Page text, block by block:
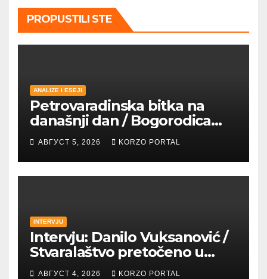
PROPUSTILI STE
ANALIZE I ESEJI
Petrovaradinska bitka na
današnji dan / Bogorodica
pobednica u
petrovaradinskom Podgrađu
АВГУСТ 5, 2026 KORZO PORTAL
INTERVJU
Intervju: Danilo Vuksanović /
Stvaralaštvo pretočeno u
umetnost i reči
АВГУСТ 4, 2026 KORZO PORTAL